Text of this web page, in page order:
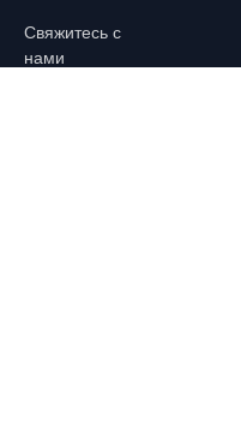
Свяжитесь с
нами